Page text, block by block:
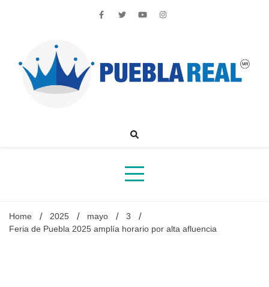
Noticias de actualidad de Puebla, México y el mundo
Home 2025 mayo
3
Feria de Puebla 2025 amplía horario por alta afluencia